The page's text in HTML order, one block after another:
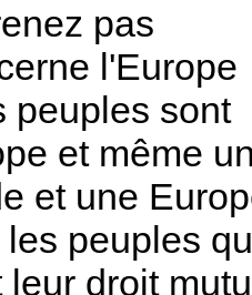
pas
l'Europe
peuples sont
et même
et une
peuples
droit